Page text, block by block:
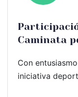
Caminata
Con
iniciativa